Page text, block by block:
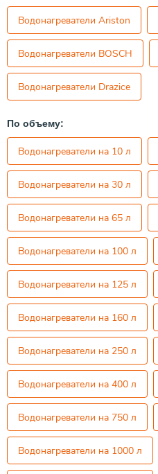
Водонагреватели Ariston
Водонагреватели BOSCH
Водонагреватели Drazice
По объему:
Водонагреватели на 10 л
Водонагреватели на 30 л
Водонагреватели на 65 л
Водонагреватели на 100 л
Водонагреватели на 125 л
Водонагреватели на 160 л
Водонагреватели на 250 л
Водонагреватели на 400 л
Водонагреватели на 750 л
Водонагреватели на 1000 л